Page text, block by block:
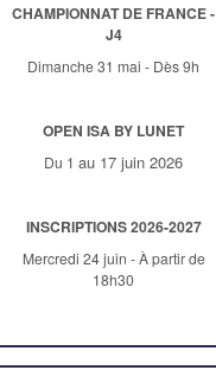
CHAMPIONNAT DE FRANCE -
J4
Dimanche 31 mai - Dès 9h
OPEN ISA BY LUNET
Du 1 au 17 juin 2026
INSCRIPTIONS 2026-2027
Mercredi 24 juin - À partir de
18h30